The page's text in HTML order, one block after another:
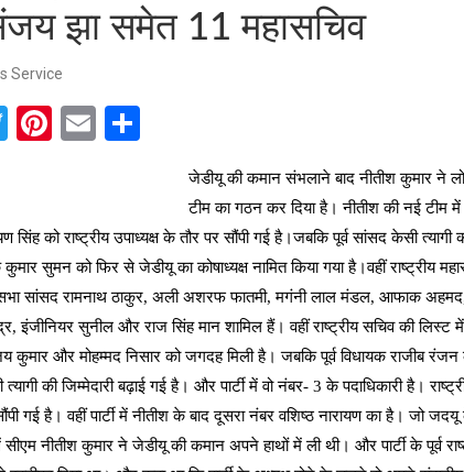
झा समेत 11 महासचिव
Service
T
er
Pi
es
t
E
e
जेडीयू की कमान संभलाने बाद नीतीश कुमार ने
टीम का गठन कर दिया है। नीतीश की नई टीम में
सिंह को राष्ट्रीय उपाध्यक्ष के तौर पर सौंपी गई है।जबकि पूर्व सांसद केसी
सुमन को फिर से जेडीयू का कोषाध्यक्ष नामित किया गया है।वहीं राष्ट्रीय
सांसद रामनाथ ठाकुर, अली अशरफ फातमी, मगंनी लाल मंडल, आफाक
इंजीनियर सुनील और राज सिंह मान शामिल हैं। वहीं राष्ट्रीय सचिव की लिस्ट में
और मोहम्मद निसार को जगदह मिली है। जबकि पूर्व विधायक राजीब रंजन
की जिम्मेदारी बढ़ाई गई है। और पार्टी में वो नंबर- 3 के पदाधिकारी है।
गई है। वहीं पार्टी में नीतीश के बाद दूसरा नंबर वशिष्ठ नारायण का है। जो
नीतीश कुमार ने जेडीयू की कमान अपने हाथों में ली थी। और पार्टी के पूर्व